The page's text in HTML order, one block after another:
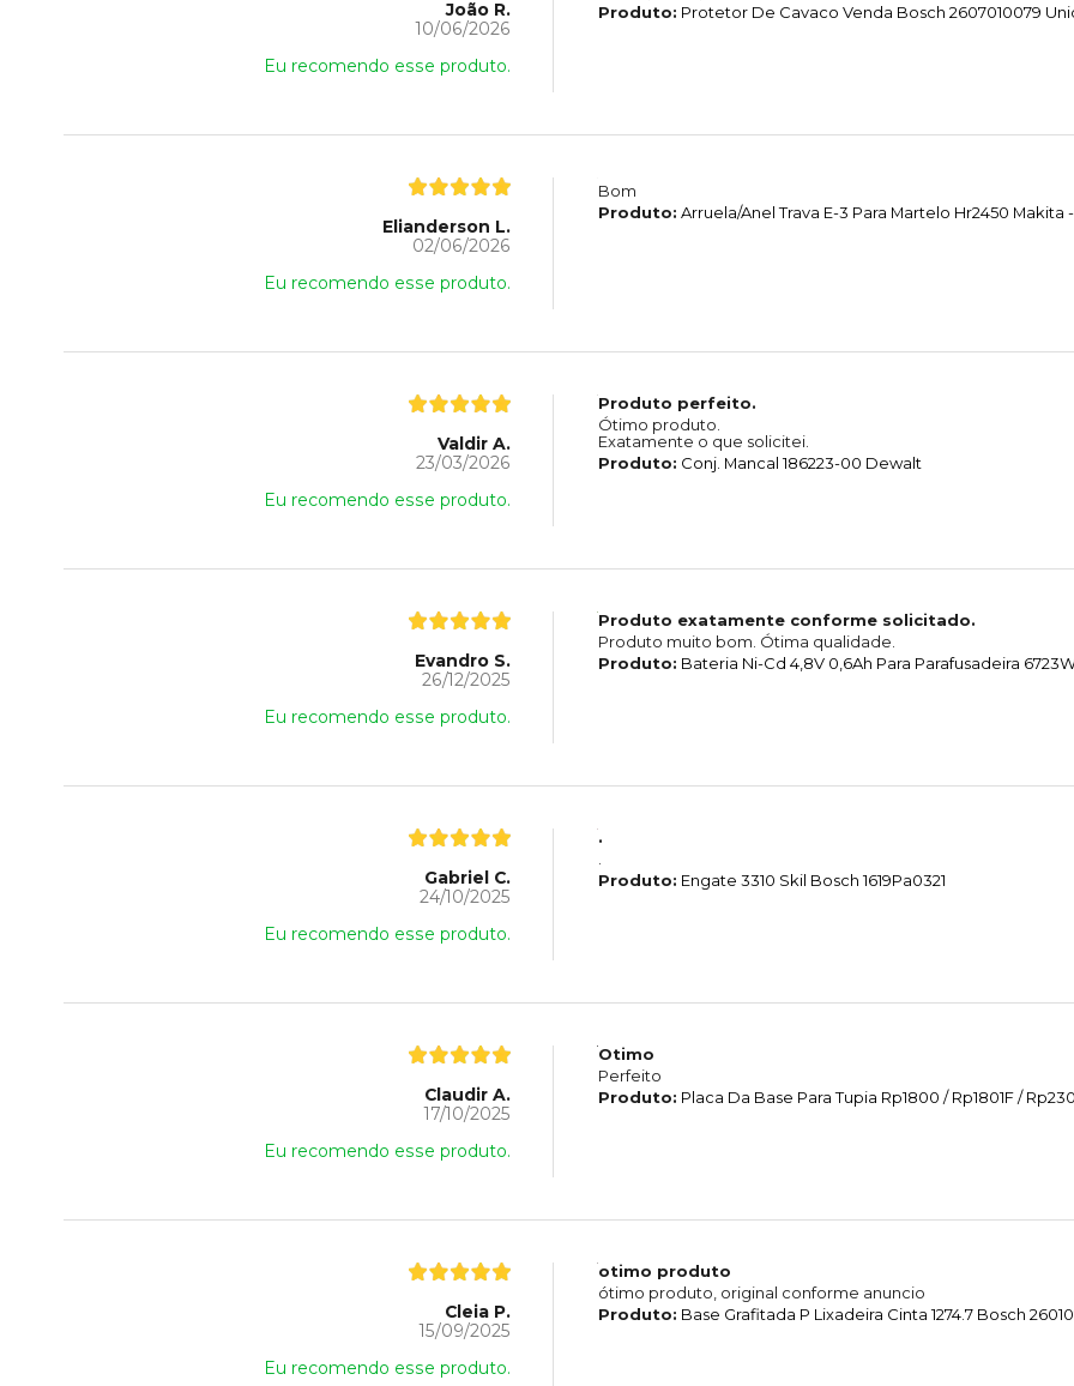
João R.
10/06/2026
Eu recomendo esse produto.
Produto: Protetor De Cavaco Venda Bosch 2607010079
Elianderson L.
02/06/2026
Eu recomendo esse produto.
Bom
Produto: Arruela/Anel Trava E-3 Para Martelo Hr2450 Makita -
Valdir A.
23/03/2026
Eu recomendo esse produto.
Produto perfeito.
Ótimo produto.
Exatamente o que solicitei.
Produto: Conj. Mancal 186223-00 Dewalt
Evandro S.
26/12/2025
Eu recomendo esse produto.
Produto exatamente conforme solicitado.
Produto muito bom. Ótima qualidade.
Produto: Bateria Ni-Cd 4,8V 0,6Ah Para Parafusadeira
Gabriel C.
24/10/2025
Eu recomendo esse produto.
.
Produto: Engate 3310 Skil Bosch 1619Pa0321
Claudir A.
17/10/2025
Eu recomendo esse produto.
Otimo
Perfeito
Produto: Placa Da Base Para Tupia Rp1800 / Rp1801F /
Cleia P.
15/09/2025
Eu recomendo esse produto.
otimo produto
ótimo produto, original conforme anuncio
Produto: Base Grafitada P Lixadeira Cinta 1274.7 Bosch